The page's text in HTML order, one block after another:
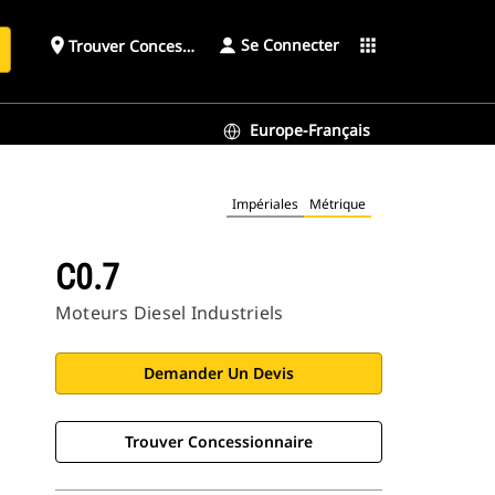
place Trouver ConcessionnaireSe Connecter apps
Europe-Français
Impériales Métrique
C0.7
Moteurs Diesel Industriels
Demander Un Devis
Trouver Concessionnaire